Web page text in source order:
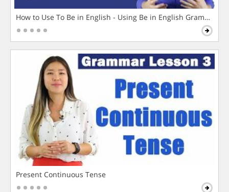
How to Use To Be in English - Using Be in English Grammar
Present Continuous Tense